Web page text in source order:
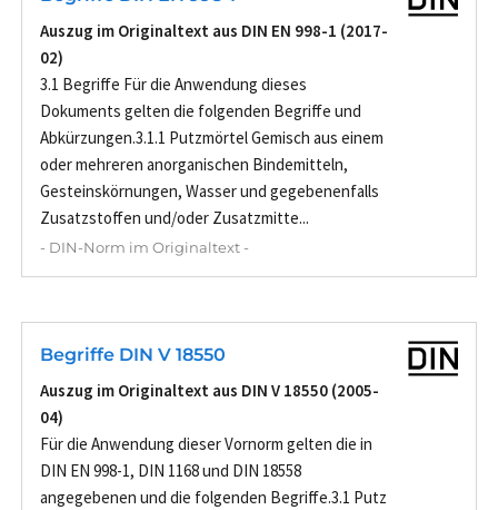
Auszug im Originaltext aus DIN EN 998-1 (2017-
02)
3.1 Begriffe Für die Anwendung dieses
Dokuments gelten die folgenden Begriffe und
Abkürzungen.3.1.1 Putzmörtel Gemisch aus einem
oder mehreren anorganischen Bindemitteln,
Gesteinskörnungen, Wasser und gegebenenfalls
Zusatzstoffen und/oder Zusatzmitte...
- DIN-Norm im Originaltext -
Begriffe DIN V 18550
Auszug im Originaltext aus DIN V 18550 (2005-
04)
Für die Anwendung dieser Vornorm gelten die in
DIN EN 998-1, DIN 1168 und DIN 18558
angegebenen und die folgenden Begriffe.3.1 Putz